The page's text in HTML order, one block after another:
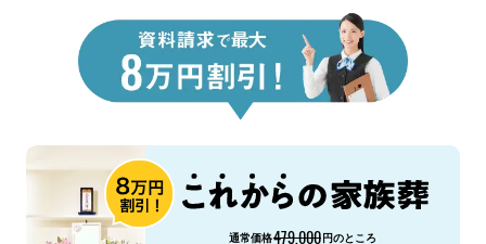
通常価格479,000円のところ